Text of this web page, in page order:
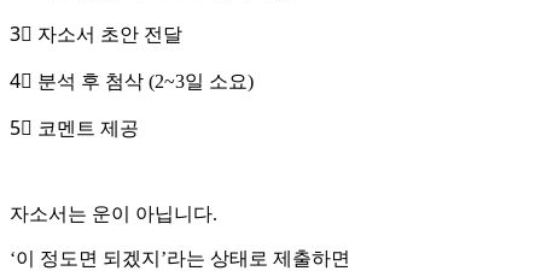
3⃣ 자소서 초안 전달
4⃣ 분석 후 첨삭 (2~3일 소요)
5⃣ 코멘트 제공
자소서는 운이 아닙니다.
‘이 정도면 되겠지’라는 상태로 제출하면